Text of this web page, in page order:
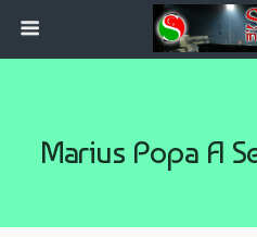
Marius Popa A